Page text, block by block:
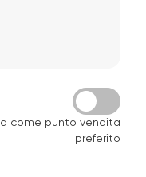
come punto vendita
preferito